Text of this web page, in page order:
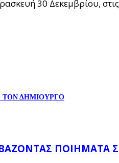
30 Δεκεμβρίου,
ΤΟΝ ΔΗΜΙΟΥΡΓΟ
ΠΟΙΉΜΑΤΑ